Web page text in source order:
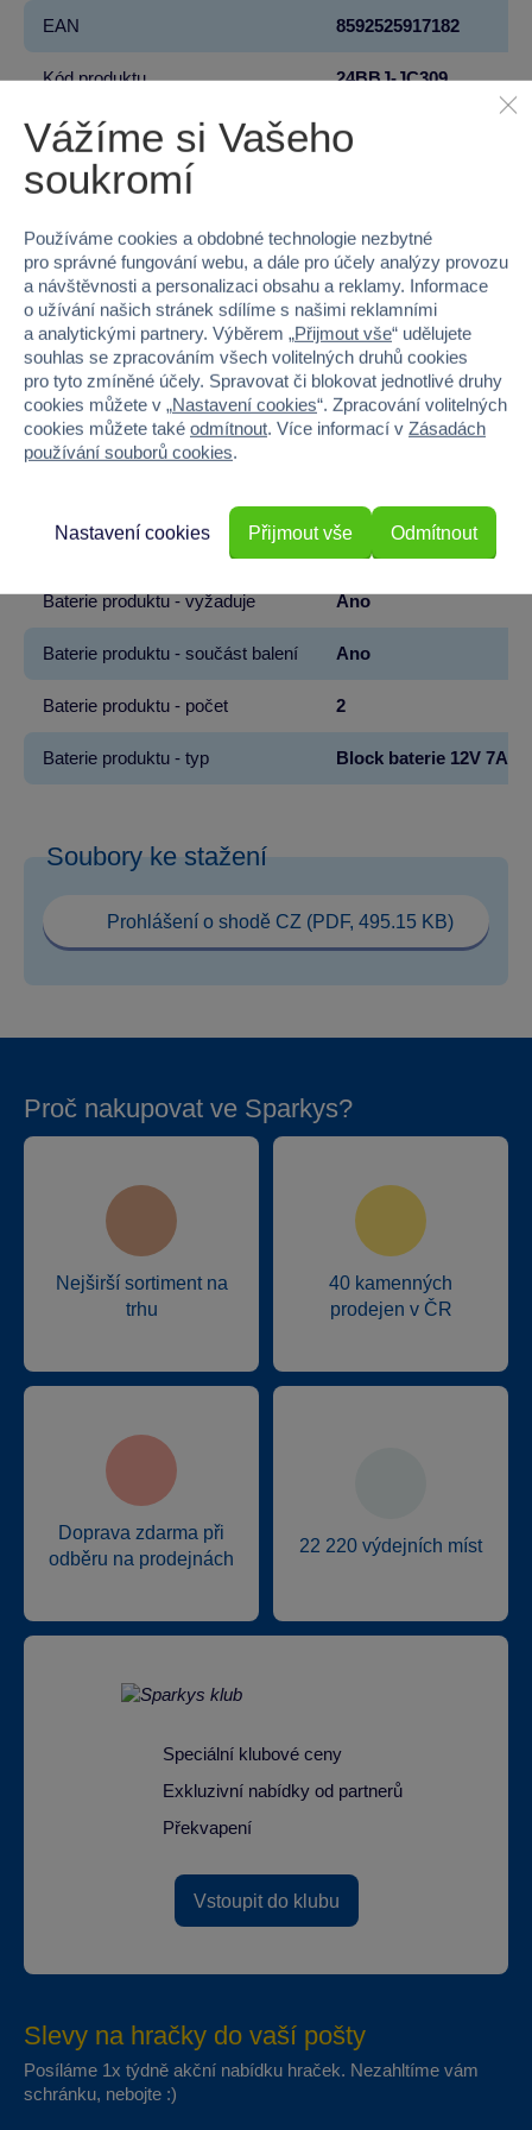
EAN 8592525917182
Kód produktu 24BBJ-JC309
Značka Sparkys
Věk od
Pohlaví HOLKA, KLUK
Materiál KOV, PLAST
Barva ČERVENÁ
Šířka 113
Výška
Baterie produktu - vyžaduje Ano
Baterie produktu - součást balení Ano
Baterie produktu - počet 2
Baterie produktu - typ Block baterie 12V 7Ah
Soubory ke stažení
Prohlášení o shodě CZ (PDF, 495.15 KB)
Proč nakupovat ve Sparkys?
Nejširší sortiment na
trhu
40 kamenných
prodejen v ČR
Doprava zdarma při
odběru na prodejnách
22 220 výdejních míst
Speciální klubové ceny
Exkluzivní nabídky od partnerů
Překvapení
Vstoupit do klubu
Slevy na hračky do vaší pošty
Posíláme 1x týdně akční nabídku hraček. Nezahltíme vám
schránku, nebojte :)
Vážíme si Vašeho
soukromí
Používáme cookies a obdobné technologie nezbytné
pro správné fungování webu, a dále pro účely analýzy provozu
a návštěvnosti a personalizaci obsahu a reklamy. Informace
o užívání našich stránek sdílíme s našimi reklamními
a analytickými partnery. Výběrem „Přijmout vše“ udělujete
souhlas se zpracováním všech volitelných druhů cookies
pro tyto zmíněné účely. Spravovat či blokovat jednotlivé druhy
cookies můžete v „Nastavení cookies“. Zpracování volitelných
cookies můžete také odmítnout. Více informací v Zásadách
používání souborů cookies.
Odmítnout
Nastavení cookies Přijmout vše